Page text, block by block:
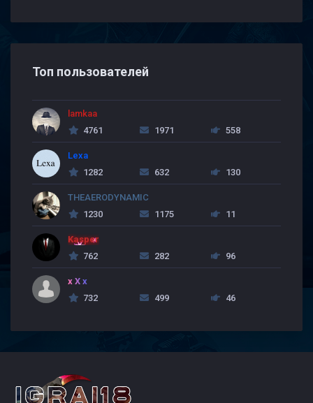
Топ пользователей
lamkaa
4761
1971 558
Lexa
1282
632 130
THEAERODYNAMIC
1230
1175 11
Kasper
762
282 96
x X x
732
499 46